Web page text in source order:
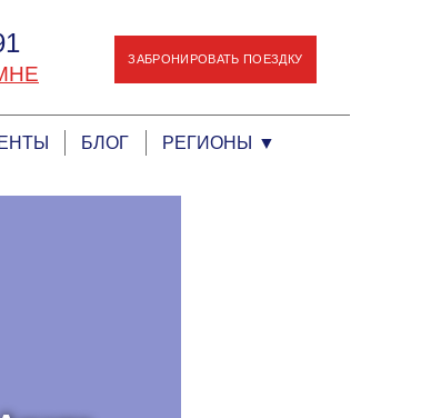
ЗАБРОНИРОВАТЬ ПОЕЗДКУ
БЛОГ РЕГИОНЫ ▼